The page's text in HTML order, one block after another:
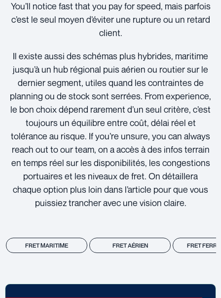
You’ll notice fast that you pay for speed, mais parfois
c’est le seul moyen d’éviter une rupture ou un retard
client.
Il existe aussi des schémas plus hybrides, maritime
jusqu’à un hub régional puis aérien ou routier sur le
dernier segment, utiles quand les contraintes de
planning ou de stock sont serrées. From experience,
le bon choix dépend rarement d’un seul critère, c’est
toujours un équilibre entre coût, délai réel et
tolérance au risque. If you’re unsure, you can always
reach out to our team, on a accès à des infos terrain
en temps réel sur les disponibilités, les congestions
portuaires et les niveaux de fret. On détaillera
chaque option plus loin dans l’article pour que vous
puissiez trancher avec une vision claire.
FRET MARITIME FRET AÉRIEN FRET